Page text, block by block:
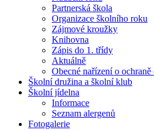
Partnerská škola
Organizace školního roku
Zájmové kroužky
Knihovna
Zápis do 1. třídy
Aktuálně
Obecné nařízení o
Školní družina a školní klub
Školní jídelna
Informace
Seznam alergenů
Fotogalerie